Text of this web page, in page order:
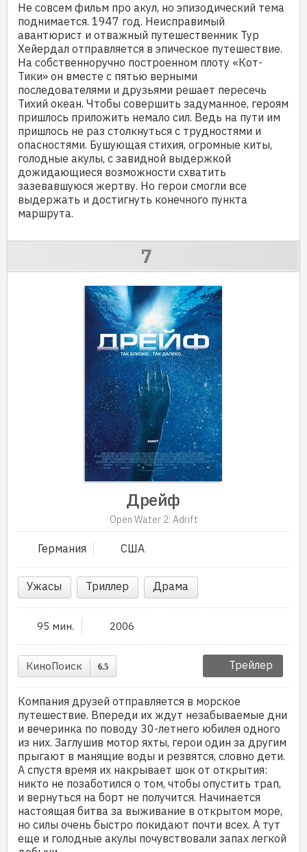
Не совсем фильм про акул, но эпизодический тема
поднимается. 1947 год. Неисправимый
авантюрист и отважный путешественник Тур
Хейердал отправляется в эпическое путешествие.
На собственноручно построенном плоту «Кот-
Тики» он вместе с пятью верными
последователями и друзьями решает пересечь
Тихий океан. Чтобы совершить задуманное, героям
пришлось приложить немало сил. Ведь на пути им
пришлось не раз столкнуться с трудностями и
опасностями. Бушующая стихия, огромные киты,
голодные акулы, с завидной выдержкой
дожидающиеся возможности схватить
зазевавшуюся жертву. Но герои смогли все
выдержать и достигнуть конечного пункта
маршрута.
Дрейф
Open Water 2: Adrift
Германия США
Ужасы Триллер Драма
95 мин. 2006
КиноПоиск 6.5 Трейлер
Компания друзей отправляется в морское
путешествие. Впереди их ждут незабываемые дни
и вечеринка по поводу 30-летнего юбилея одного
из них. Заглушив мотор яхты, герои один за другим
прыгают в манящие воды и резвятся, словно дети.
А спустя время их накрывает шок от открытия:
никто не позаботился о том, чтобы опустить трап,
и вернуться на борт не получится. Начинается
настоящая битва за выживание в открытом море,
но силы очень быстро покидают почти всех. А тут
еще и голодные акулы почувствовали запах легкой